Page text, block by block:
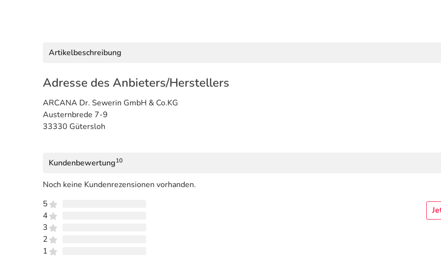
Artikelbeschreibung
Adresse des Anbieters/Herstellers
ARCANA Dr. Sewerin GmbH & Co.KG
Austernbrede 7-9
33330 Gütersloh
Kundenbewertung10
Noch keine Kundenrezensionen vorhanden.
5
4
3
2
1